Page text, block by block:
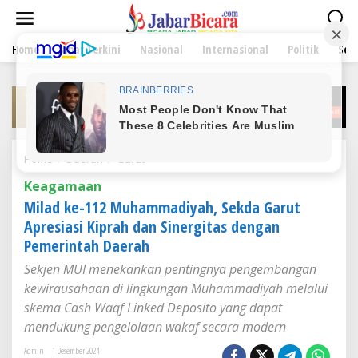
t
Home Jabar Terkini Nasional Internasional Politik
Home Daerah Garut
i
a
d
k
e
1
1
2
M
u
Keagamaan
Milad ke-112 Muhammadiyah, Sekda Garut
Apresiasi Kiprah dan Sinergitas dengan
Pemerintah Daerah
Sekjen MUI menekankan pentingnya pengembangan
kewirausahaan di lingkungan Muhammadiyah melalui
skema Cash Waqf Linked Deposito yang dapat
mendukung pengelolaan wakaf secara modern
Admin
1 Desember 2024